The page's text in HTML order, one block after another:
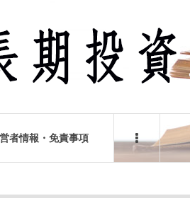
者情報・免責事項